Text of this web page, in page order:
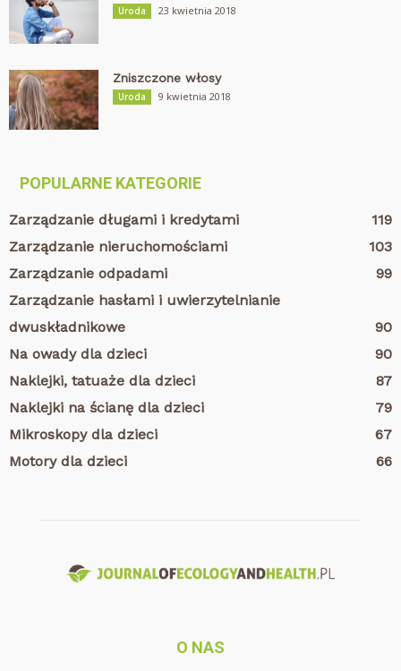
Uroda 23 kwietnia 2018
Zniszczone włosy
Uroda 9 kwietnia 2018
POPULARNE KATEGORIE
Zarządzanie długami i kredytami
119
Zarządzanie nieruchomościami
103
Zarządzanie odpadami
99
Zarządzanie hasłami i uwierzytelnianie
dwuskładnikowe
90
Na owady dla dzieci
90
Naklejki, tatuaże dla dzieci
87
Naklejki na ścianę dla dzieci
79
Mikroskopy dla dzieci
67
Motory dla dzieci
66
O NAS